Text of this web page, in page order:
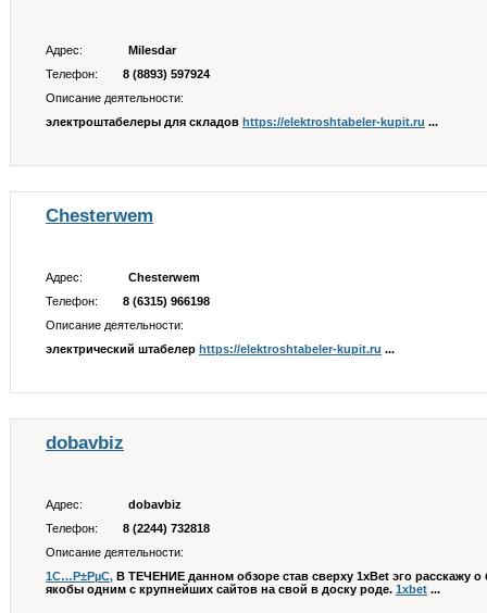
Адрес:
Milesdar
Телефон:
8 (8893) 597924
Описание деятельности:
электроштабелеры для складов https://elektroshtabeler-kupit.ru ...
Chesterwem
Адрес:
Chesterwem
Телефон:
8 (6315) 966198
Описание деятельности:
электрический штабелер https://elektroshtabeler-kupit.ru ...
dobavbiz
Адрес:
dobavbiz
Телефон:
8 (2244) 732818
Описание деятельности:
1С…Р±РµС‚ В ТЕЧЕНИЕ данном обзоре став сверху 1xBet эго расскажу о
якобы одним с крупнейших сайтов на свой в доску роде. 1xbet ...